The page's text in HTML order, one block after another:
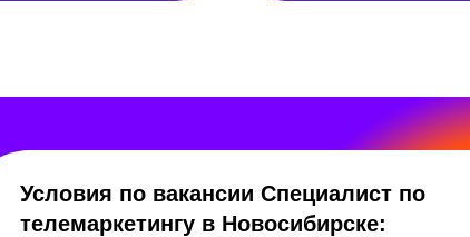
Условия по вакансии Специалист по
телемаркетингу в Новосибирске: